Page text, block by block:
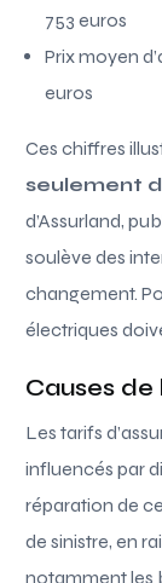
753 euros
Prix moyen
euros
Ces chiffres
seulement
d’Assurland,
soulève des
changement.
électriques
Causes
Les tarifs
influencés par
réparation de
de sinistre, en
notamment les